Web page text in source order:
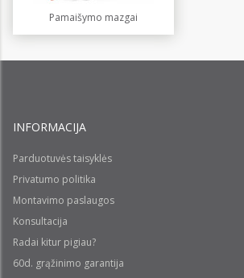
Pamaišymo mazgai
INFORMACIJA
Parduotuvės taisyklės
Privatumo politika
Montavimo paslaugos
Konsultacija
Radai kitur pigiau?
60d. grąžinimo garantija